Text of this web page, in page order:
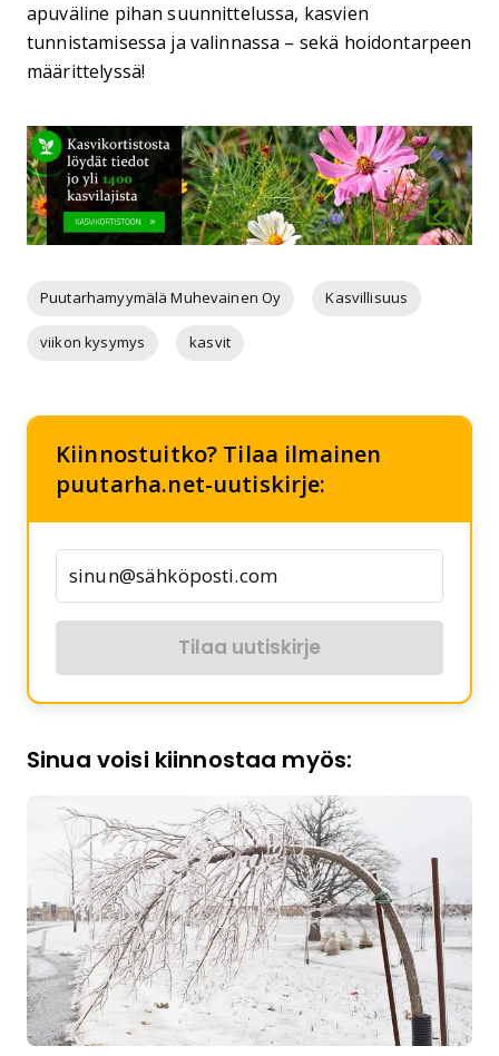
apuväline pihan suunnittelussa, kasvien
tunnistamisessa ja valinnassa – sekä hoidontarpeen
määrittelyssä!
Puutarhamyymälä Muhevainen Oy Kasvillisuus
viikon kysymys kasvit
Kiinnostuitko? Tilaa ilmainen
puutarha.net-uutiskirje:
Tilaa uutiskirje
Sinua voisi kiinnostaa myös: